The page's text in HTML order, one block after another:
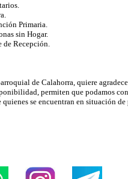
Primaria.
sin Hogar.
de Recepción.
de Calahorra, quiere
permiten que podamos
quienes se encuentran en situación de